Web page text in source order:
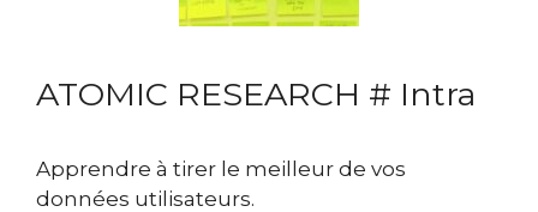
ATOMIC RESEARCH # Intra
Apprendre à tirer le meilleur de vos
données utilisateurs.